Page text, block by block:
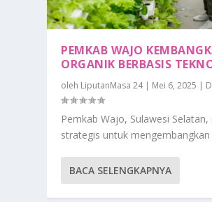
PEMKAB WAJO
ORGANIK BERBASIS
oleh LiputanMasa 24| Mei 6, 2025 |
Pemkab Wajo, Sulawesi
strategis untuk
BACA SELENGKAPNYA